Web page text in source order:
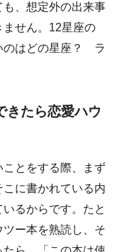
、想定外の出来事
せん。12星座の
のはどの星座？ ラ
たら恋愛ハウ
とをする際、まず
に書かれている内
るからです。たと
ー本を熟読し、そ